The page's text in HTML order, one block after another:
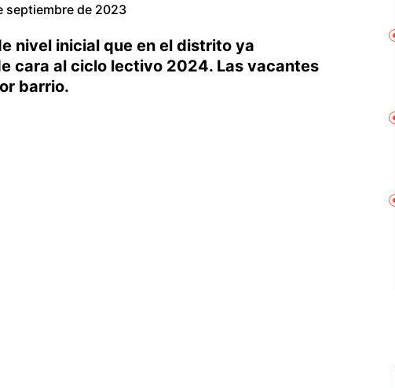
septiembre de 2023
nivel inicial que en el distrito ya
cara al ciclo lectivo 2024. Las vacantes
barrio.